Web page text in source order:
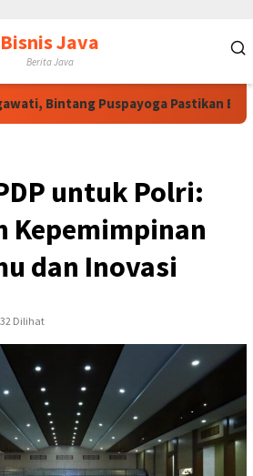
Bisnis Java
Berita Java
Bintang Puspayoga Pastikan Bang
untuk Polri:
Kepemimpinan
dan Inovasi
Dilihat